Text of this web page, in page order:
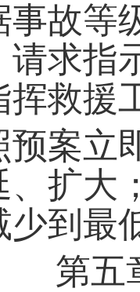
事故
请求指
挥救援
预案
、扩大
少到最
第五